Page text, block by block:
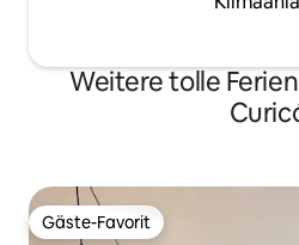
Weitere tolle
Gäste-Favorit
Gäste-Favorit